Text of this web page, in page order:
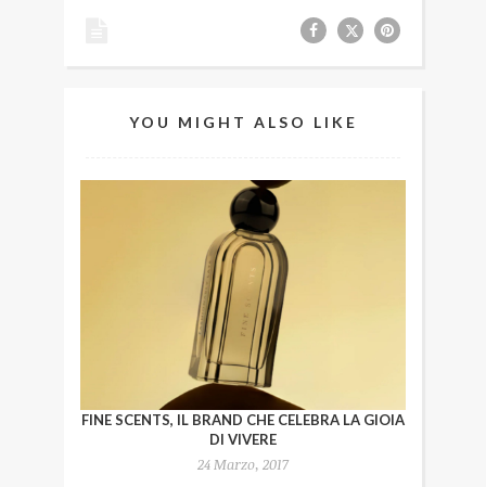
YOU MIGHT ALSO LIKE
FINE SCENTS, IL BRAND CHE CELEBRA LA GIOIA
DI VIVERE
24 Marzo, 2017